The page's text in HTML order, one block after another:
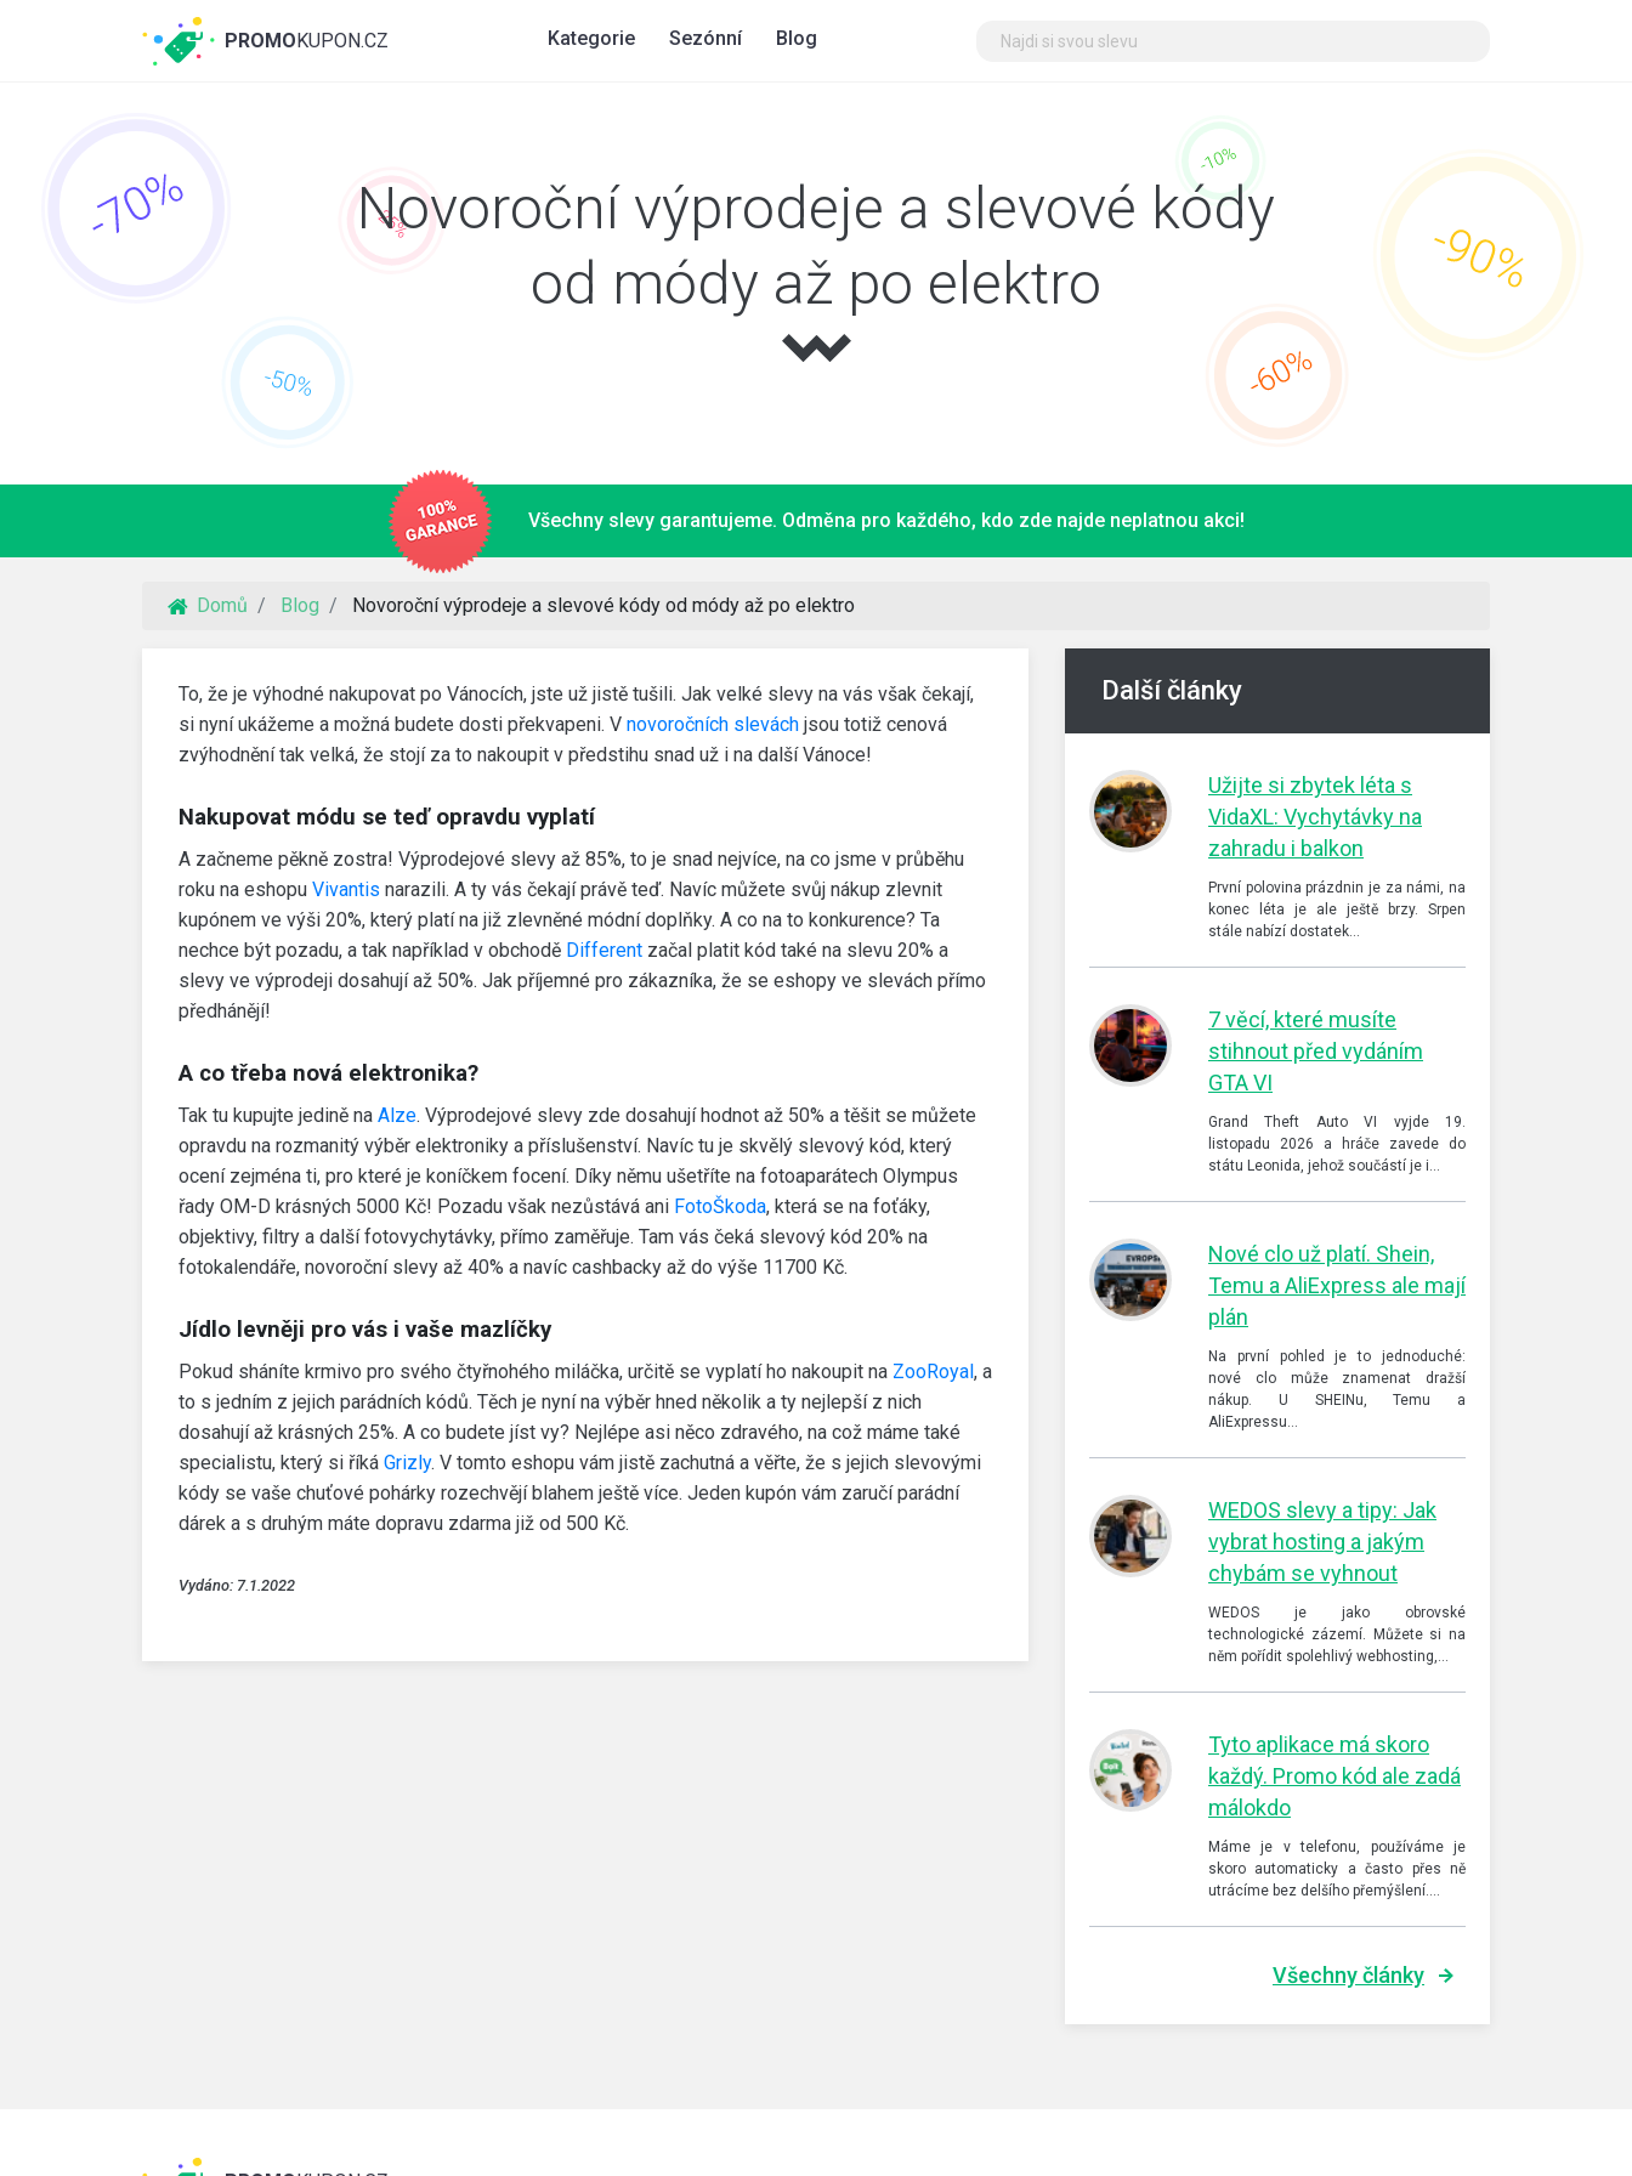
Novoroční výprodeje a slevové kódy
od módy až po elektro
Všechny slevy garantujeme. Odměna pro každého, kdo zde najde neplatnou akci!
Domů Blog Novoroční výprodeje a slevové kódy od módy až po elektro
To, že je výhodné nakupovat po Vánocích, jste už jistě tušili. Jak velké slevy na vás však čekají,
si nyní ukážeme a možná budete dosti překvapeni. V novoročních slevách jsou totiž cenová
zvýhodnění tak velká, že stojí za to nakoupit v předstihu snad už i na další Vánoce!
Nakupovat módu se teď opravdu vyplatí
A začneme pěkně zostra! Výprodejové slevy až 85%, to je snad nejvíce, na co jsme v průběhu
roku na eshopu Vivantis narazili. A ty vás čekají právě teď. Navíc můžete svůj nákup zlevnit
kupónem ve výši 20%, který platí na již zlevněné módní doplňky. A co na to konkurence? Ta
nechce být pozadu, a tak například v obchodě Different začal platit kód také na slevu 20% a
slevy ve výprodeji dosahují až 50%. Jak příjemné pro zákazníka, že se eshopy ve slevách přímo
předhánějí!
A co třeba nová elektronika?
Tak tu kupujte jedině na Alze. Výprodejové slevy zde dosahují hodnot až 50% a těšit se můžete
opravdu na rozmanitý výběr elektroniky a příslušenství. Navíc tu je skvělý slevový kód, který
ocení zejména ti, pro které je koníčkem focení. Díky němu ušetříte na fotoaparátech Olympus
řady OM-D krásných 5000 Kč! Pozadu však nezůstává ani FotoŠkoda, která se na foťáky,
objektivy, filtry a další fotovychytávky, přímo zaměřuje. Tam vás čeká slevový kód 20% na
fotokalendáře, novoroční slevy až 40% a navíc cashbacky až do výše 11700 Kč.
Jídlo levněji pro vás i vaše mazlíčky
Pokud sháníte krmivo pro svého čtyřnohého miláčka, určitě se vyplatí ho nakoupit na ZooRoyal, a
to s jedním z jejich parádních kódů. Těch je nyní na výběr hned několik a ty nejlepší z nich
dosahují až krásných 25%. A co budete jíst vy? Nejlépe asi něco zdravého, na což máme také
specialistu, který si říká Grizly. V tomto eshopu vám jistě zachutná a věřte, že s jejich slevovými
kódy se vaše chuťové pohárky rozechvějí blahem ještě více. Jeden kupón vám zaručí parádní
dárek a s druhým máte dopravu zdarma již od 500 Kč.
Vydáno: 7.1.2022
Další články
Užijte si zbytek léta s
VidaXL: Vychytávky na
zahradu i balkon
První polovina prázdnin je za námi, na
konec léta je ale ještě brzy. Srpen
stále nabízí dostatek…
7 věcí, které musíte
stihnout před vydáním
GTA VI
Grand Theft Auto VI vyjde 19.
listopadu 2026 a hráče zavede do
státu Leonida, jehož součástí je i…
Nové clo už platí. Shein,
Temu a AliExpress ale mají
plán
Na první pohled je to jednoduché:
nové clo může znamenat dražší
nákup. U SHEINu, Temu a
AliExpressu…
WEDOS slevy a tipy: Jak
vybrat hosting a jakým
chybám se vyhnout
WEDOS je jako obrovské
technologické zázemí. Můžete si na
něm pořídit spolehlivý webhosting,…
Tyto aplikace má skoro
každý. Promo kód ale zadá
málokdo
Máme je v telefonu, používáme je
skoro automaticky a často přes ně
utrácíme bez delšího přemýšlení.…
Všechny články
PROMOKUPON.CZ Kategorie Sezónní Blog